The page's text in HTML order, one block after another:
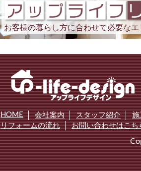
お客様の暮らし方に合わせて必要な
HOME 会社案内 スタッフ紹介 施
リフォームの流れ
お問い合わせはこち